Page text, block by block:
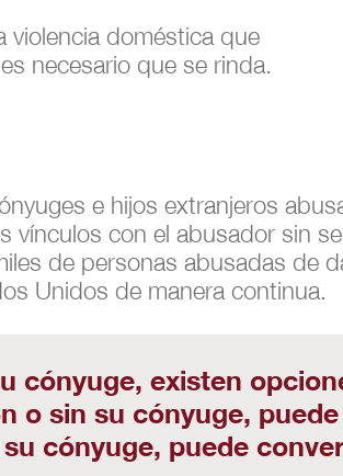
violencia doméstica que
necesario que se rinda.
e hijos extranjeros
vínculos con el abusador sin
de personas abusadas de
Unidos de manera continua.
cónyuge, existen
o sin su cónyuge,
cónyuge, puede